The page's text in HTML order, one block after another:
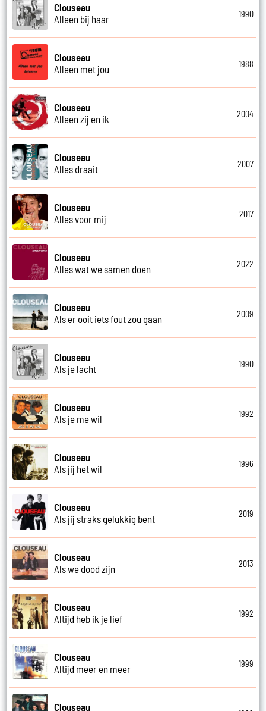
Clouseau
Alleen bij haar
1990
Clouseau
Alleen met jou
1988
Clouseau
Alleen zij en ik
2004
Clouseau
Alles draait
2007
Clouseau
Alles voor mij
2017
Clouseau
Alles wat we samen doen
2022
Clouseau
Als er ooit iets fout zou gaan
2009
Clouseau
Als je lacht
1990
Clouseau
Als je me wil
1992
Clouseau
Als jij het wil
1996
Clouseau
Als jij straks gelukkig bent
2019
Clouseau
Als we dood zijn
2013
Clouseau
Altijd heb ik je lief
1992
Clouseau
Altijd meer en meer
1999
Clouseau